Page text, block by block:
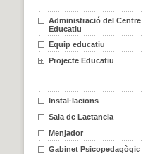
Administració del Centre
Educatiu
Equip educatiu
Projecte Educatiu
Instal·lacions
Sala de Lactancia
Menjador
Gabinet Psicopedagògic